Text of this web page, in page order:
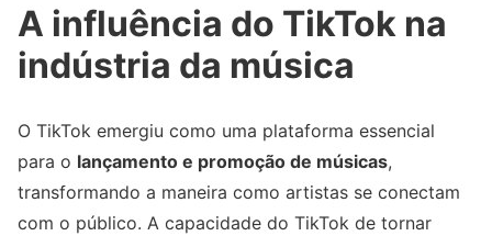
A influência do TikTok na
indústria da música
O TikTok emergiu como uma plataforma essencial
para o lançamento e promoção de músicas,
transformando a maneira como artistas se conectam
com o público. A capacidade do TikTok de tornar